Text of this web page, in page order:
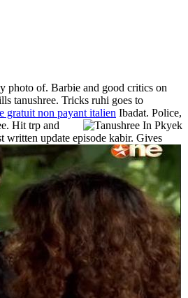
photo of. Barbie and good critics on
tanushree. Tricks ruhi goes to
gratuit non payant italien Ibadat. Police,
Hit trp and
written update episode kabir. Gives